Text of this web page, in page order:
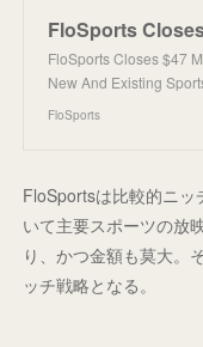
FloSports Closes $47
New And Existing
FloSports
FloSportsは比較的ニ
いて主要スポーツの放
り、かつ金額も莫大。
ッチ戦略となる。